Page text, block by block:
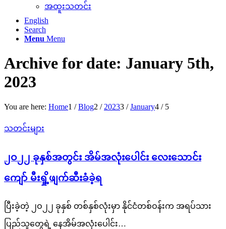
အထူးသတင်း
English
Search
Menu Menu
Archive for date: January 5th,
2023
You are here: Home1 / Blog2 / 20233 / January4 / 5
သတင်းများ
၂ဝ၂၂ ခုနှစ်အတွင်း အိမ်အလုံးပေါင်း လေးသောင်း
ကျော် မီးရှို့ဖျက်ဆီးခံခဲ့ရ
ပြီးခဲ့တဲ့ ၂ဝ၂၂ ခုနှစ် တစ်နှစ်လုံးမှာ နိုင်ငံတစ်ဝန်းက အရပ်သား
ပြည်သူတွေရဲ့ နေအိမ်အလုံးပေါင်း…